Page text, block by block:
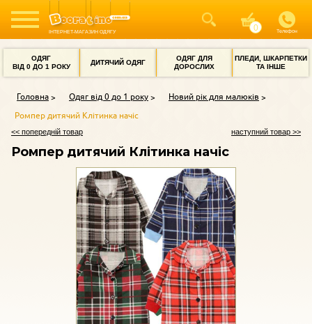
ІНТЕРНЕТ-МАГАЗИН ОДЯГУ Телефон
ОДЯГ
ВІД 0 ДО 1 РОКУ
ДИТЯЧИЙ ОДЯГ
ОДЯГ ДЛЯ
ДОРОСЛИХ
ПЛЕДИ, ШКАРПЕТКИ
ТА ІНШЕ
Головна Одяг від 0 до 1 року
Новий рік для малюків
Ромпер дитячий Клітинка начіс
<< попередній товар наступний товар >>
Ромпер дитячий Клітинка начіс